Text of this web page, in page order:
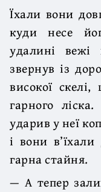
Їхали вони
куди несе
удалині вежі
звернув із
високої
гарного
ударив у неї
і вони
гарна стайня.
— А тепер